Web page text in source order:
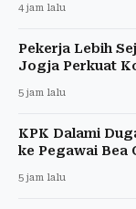
4 jam lalu
Pekerja Lebih
Jogja Perkuat
5 jam lalu
KPK Dalami
ke Pegawai Bea
5 jam lalu